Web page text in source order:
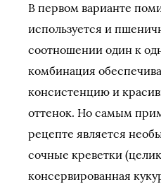
В первом варианте
используется и
соотношении один к
комбинация
консистенцию и
оттенок. Но самым
рецепте является
сочные креветки
консервированная